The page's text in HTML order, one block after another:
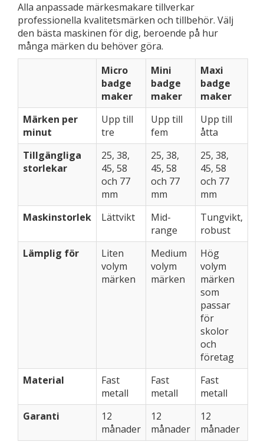
Alla anpassade märkesmakare tillverkar
professionella kvalitetsmärken och tillbehör. Välj
den bästa maskinen för dig, beroende på hur
många märken du behöver göra.
Micro
badge
maker
Mini
badge
maker
Maxi
badge
maker
Märken per
minut
Upp till
tre
Upp till
fem
Upp till
åtta
Tillgängliga
storlekar
25, 38,
45, 58
och 77
mm
25, 38,
45, 58
och 77
mm
25, 38,
45, 58
och 77
mm
Maskinstorlek
Lättvikt
Mid-
range
Tungvikt,
robust
Lämplig för
Liten
volym
märken
Medium
volym
märken
Hög
volym
märken
som
passar
för
skolor
och
företag
Material
Fast
metall
Fast
metall
Fast
metall
Garanti
12
månader
12
månader
12
månader